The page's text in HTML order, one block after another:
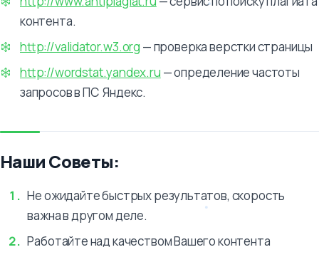
контента.
http://validator.w3.org — проверка верстки страницы
http://wordstat.yandex.ru — определение частоты
запросов в ПС Яндекс.
Наши Советы:
Не ожидайте быстрых результатов, скорость
важна в другом деле.
Работайте над качеством Вашего контента